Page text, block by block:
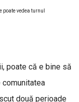
poate vedea turnul
poate că e bine să
două perioade